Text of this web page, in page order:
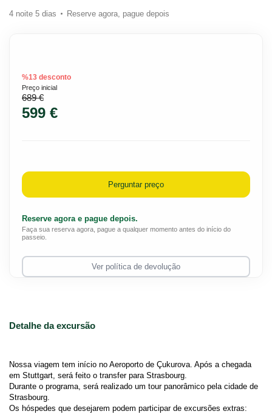
Detalhe da excursão
Nossa viagem tem início no Aeroporto de Çukurova. Após a chegada
em Stuttgart, será feito o transfer para Strasbourg.
Durante o programa, será realizado um tour panorâmico pela cidade de
Strasbourg.
Os hóspedes que desejarem podem participar de excursões extras:
4 noite 5 dias Reserve agora, pague depois
%13 desconto
Preço inicial
689 €
599 €
Perguntar preço
Reserve agora e pague depois.
Faça sua reserva agora, pague a qualquer momento antes do início do
passeio.
Ver política de devolução